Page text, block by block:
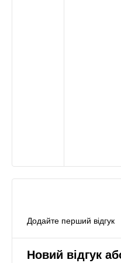
Додайте перший відгук
Новий відгук